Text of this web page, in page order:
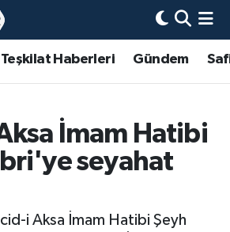
Teşkilat Haberleri Gündem
İmam Hatibi
seyahat
i Aksa İmam Hatibi Şeyh
Müftülüğü
Vakitleri
Durumu ve Fikstür